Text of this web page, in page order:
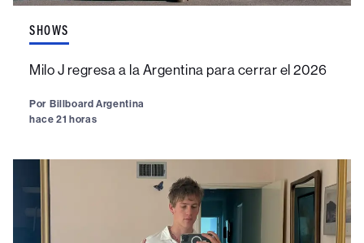
SHOWS
Milo J regresa a la Argentina para cerrar el 2026
Por Billboard Argentina
hace 21 horas